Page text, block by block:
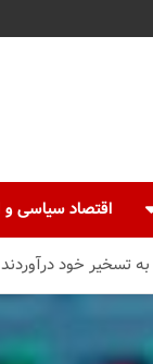
اقتصاد سیاسی و
تسخیر خود